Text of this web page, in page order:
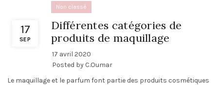
17
SEP
Non classé
Différentes catégories de
produits de maquillage
17 avril 2020
Posted by C.Oumar
Le maquillage et le parfum font partie des produits cosmétiques